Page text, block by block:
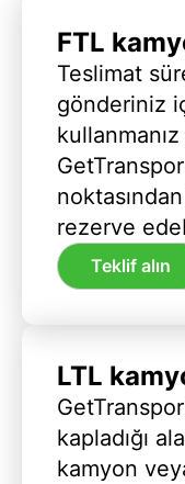
FTL
Teslimat
gönderiniz
rezerve
Teklif alın
LTL
kapladığı
kamyon